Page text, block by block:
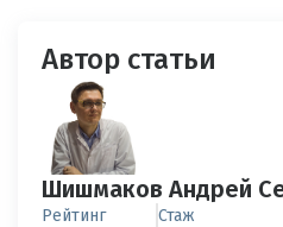
Автор статьи
Шишмаков Андрей
Рейтинг Стаж